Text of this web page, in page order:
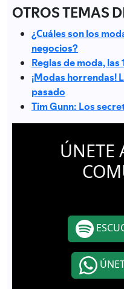
OTROS TEMAS
¿Cuáles son los
negocios?
Reglas de moda,
¡Modas horrendas!
pasado
Tim Gunn: Los
ÚNETE